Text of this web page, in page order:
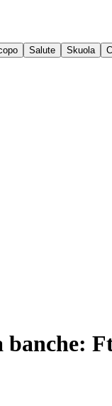
Salute Skuola